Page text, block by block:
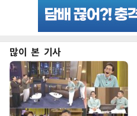
많이 본 기사